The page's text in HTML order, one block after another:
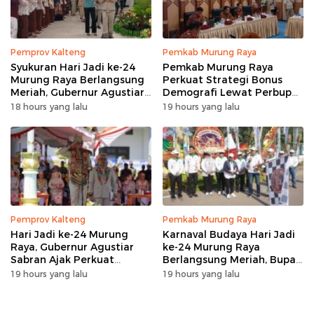
Pemprov Kalteng
Syukuran Hari Jadi ke-24
Murung Raya Berlangsung
Meriah, Gubernur Agustiar
Sabran Hibur Masyarakat
18 hours yang lalu
Pemkab Murung Raya
Pemkab Murung Raya
Perkuat Strategi Bonus
Demografi Lewat Perbup
Nomor 14 Tahun 2026
19 hours yang lalu
Pemprov Kalteng
Hari Jadi ke-24 Murung
Raya, Gubernur Agustiar
Sabran Ajak Perkuat
Sinergi Pembangunan
19 hours yang lalu
Pemkab Murung Raya
Karnaval Budaya Hari Jadi
ke-24 Murung Raya
Berlangsung Meriah, Bupati
Heriyus Apresiasi
19 hours yang lalu